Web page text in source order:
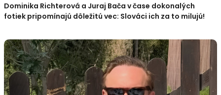
Dominika Richterová a Juraj Bača v čase dokonalých
fotiek pripomínajú dôležitú vec: Slováci ich za to milujú!